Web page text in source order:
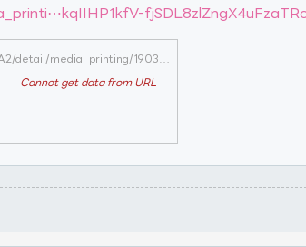
https://oryor.com/%E0%B8%AD%E0%B8%A2/detail/media_printing/1903?fbclid=IwAR0fRmccWjnMU741WUdkqIIHP1kfV-fjSDL8zlZngX4uFzaTRoNRHOif6f8
Cannot get data from URL